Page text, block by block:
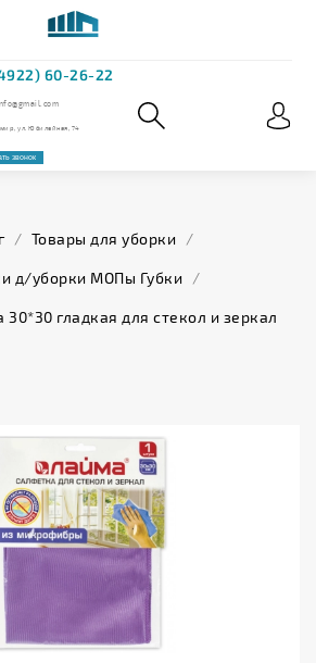
Заказать звонок
/ Товары для уборки /
д/уборки МОПы Губки /
гладкая для стекол и зеркал